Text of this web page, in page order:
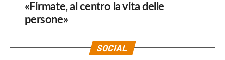
«Firmate, al centro la vita delle
persone»
SOCIAL